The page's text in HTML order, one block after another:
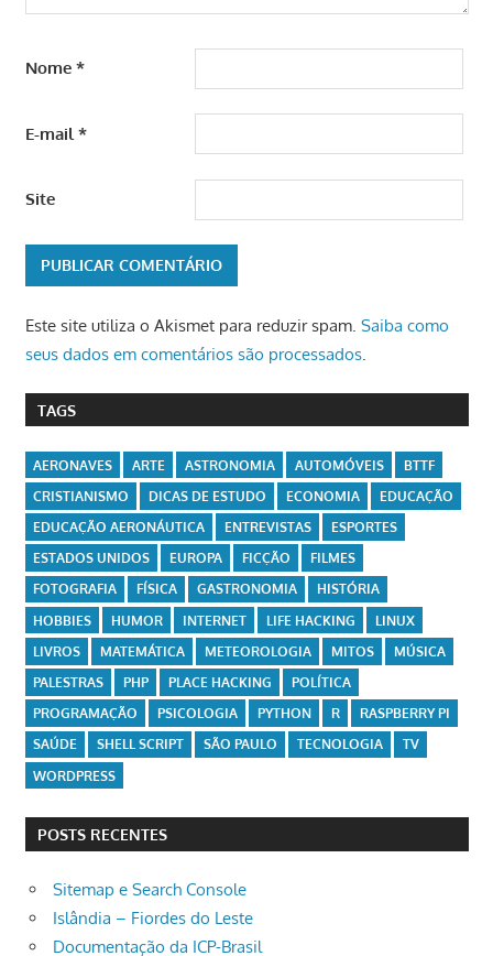
Nome *
E-mail *
Site
Este site utiliza o Akismet para reduzir spam. Saiba como
seus dados em comentários são processados.
TAGS
AERONAVES ARTE ASTRONOMIA AUTOMÓVEIS
BTTF
CRISTIANISMO
DICAS DE ESTUDO ECONOMIA
EDUCAÇÃO
EDUCAÇÃO AERONÁUTICA
ENTREVISTAS
ESPORTES
ESTADOS UNIDOS
EUROPA FICÇÃO
FILMES
FOTOGRAFIA
FÍSICA GASTRONOMIA
HISTÓRIA
HOBBIES
HUMOR INTERNET LIFE HACKING
LINUX
LIVROS
MATEMÁTICA METEOROLOGIA MITOS
MÚSICA
PALESTRAS
PHP PLACE HACKING
POLÍTICA
PROGRAMAÇÃO
PSICOLOGIA PYTHON R
RASPBERRY PI
SAÚDE
SHELL SCRIPT SÃO PAULO TECNOLOGIA
TV
WORDPRESS
POSTS RECENTES
Sitemap e Search Console
Islândia – Fiordes do Leste
Documentação da ICP-Brasil